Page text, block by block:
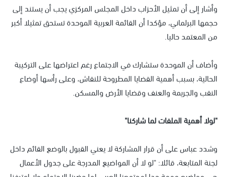
وأشار إلى أن تمثيل الأحزاب داخل المجلس المركزي يجب أن يستند إلى
حجمها البرلماني، مؤكدا أن القائمة العربية الموحدة تستحق تمثيلا أكبر
من المعتمد حاليا.
وأضاف أن الموحدة ستشارك في الاجتماع رغم اعتراضها على التركيبة
الحالية، بسبب أهمية القضايا المطروحة للنقاش، وعلى رأسها أوضاع
النقب والجريمة والعنف وقضايا الأرض والمسكن.
"لولا أهمية الملفات لما شاركنا"
وشدد عباس على أن قرار المشاركة لا يعني القبول بالوضع القائم داخل
لجنة المتابعة، قائلا: "لو لا أن المواضيع المدرجة على جدول الأعمال